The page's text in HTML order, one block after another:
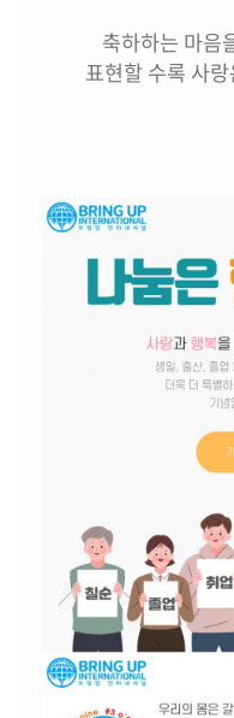
축하하는 마음
표현할 수록 사